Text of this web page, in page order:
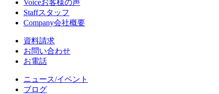
Voiceお客様の声
Staffスタッフ
Company会社概要
資料請求
お問い合わせ
お電話
ニュース/イベント
ブログ